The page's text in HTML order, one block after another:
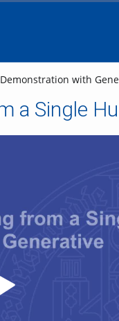
with
Video abspielen